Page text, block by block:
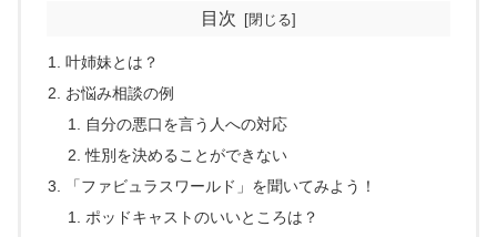
目次
叶姉妹とは？
お悩み相談の例
自分の悪口を言う人への対応
性別を決めることができない
「ファビュラスワールド」を聞いてみよう！
ポッドキャストのいいところは？